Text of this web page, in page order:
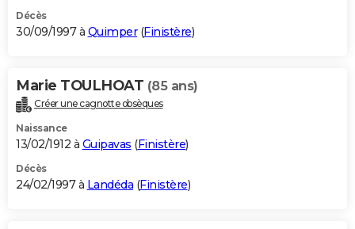
Décès
30/09/1997 à Quimper(Finistère)
Marie TOULHOAT (85 ans)
Créer une cagnotte obsèques
Naissance
13/02/1912 à Guipavas (Finistère)
Décès
24/02/1997 à Landéda (Finistère)